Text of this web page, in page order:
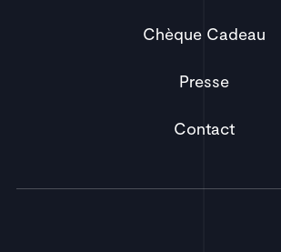
Chèque Cadeau
Presse
Contact